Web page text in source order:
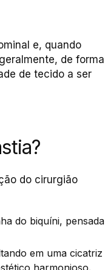
e, quando
de forma
de tecido a ser
do cirurgião
do biquíni, pensada
em uma cicatriz
harmonioso.